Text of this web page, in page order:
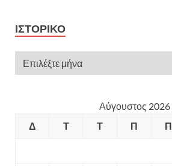
ΙΣΤΟΡΙΚΌ
Αύγουστος 2026
Δ
Τ Τ Π Π